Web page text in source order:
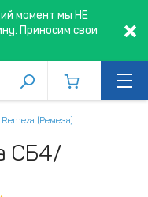
момент мы НЕ
Приносим свои
Remeza (Ремеза)
СБ4/